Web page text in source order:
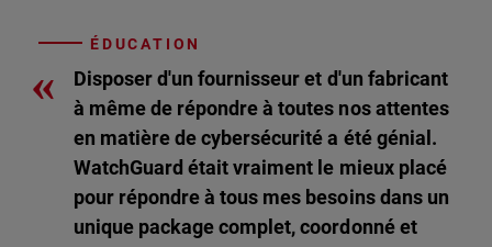
ÉDUCATION
«
Disposer d'un fournisseur et d'un fabricant
à même de répondre à toutes nos attentes
en matière de cybersécurité a été génial.
WatchGuard était vraiment le mieux placé
pour répondre à tous mes besoins dans un
unique package complet, coordonné et